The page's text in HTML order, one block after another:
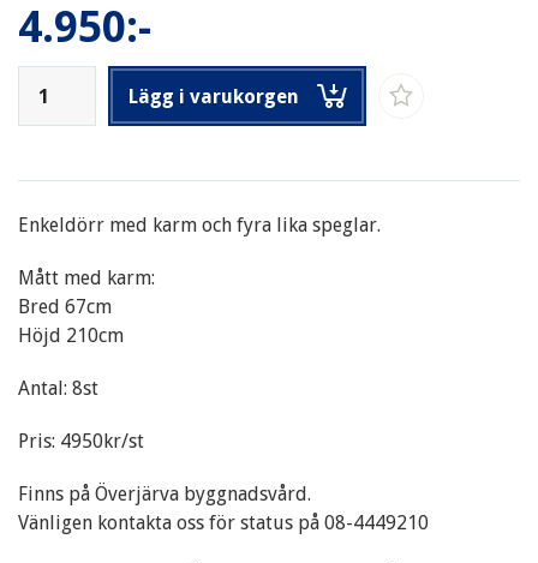
4.950:-
Lägg i varukorgen
Enkeldörr med karm och fyra lika speglar.
Mått med karm:
Bred 67cm
Höjd 210cm
Antal: 8st
Pris: 4950kr/st
Finns på Överjärva byggnadsvård.
Vänligen kontakta oss för status på 08-4449210